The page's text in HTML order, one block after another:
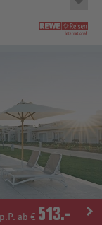
p.P. ab € 513.-